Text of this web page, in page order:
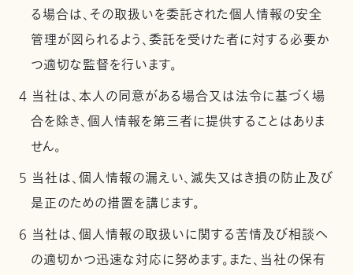
る場合は、その取扱いを委託された個人情報の安全
管理が図られるよう、委託を受けた者に対する必要か
つ適切な監督を行います。
4 当社は、本人の同意がある場合又は法令に基づく場
合を除き、個人情報を第三者に提供することはありま
せん。
5 当社は、個人情報の漏えい、滅失又はき損の防止及び
是正のための措置を講じます。
6 当社は、個人情報の取扱いに関する苦情及び相談へ
の適切かつ迅速な対応に努めます。また、当社の保有